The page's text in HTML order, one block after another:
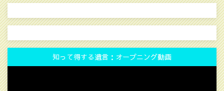
知って得する遺言：オープニング動画
動
画